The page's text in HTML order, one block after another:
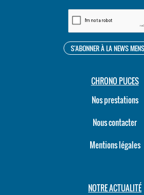
CHRONO PUCES
Nos prestations
Nous contacter
Mentions légales
NOTRE ACTUALITÉ